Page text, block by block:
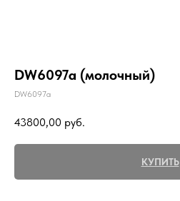
DW6097a (молочный)
DW6097a
43800,00 руб.
КУПИТЬ